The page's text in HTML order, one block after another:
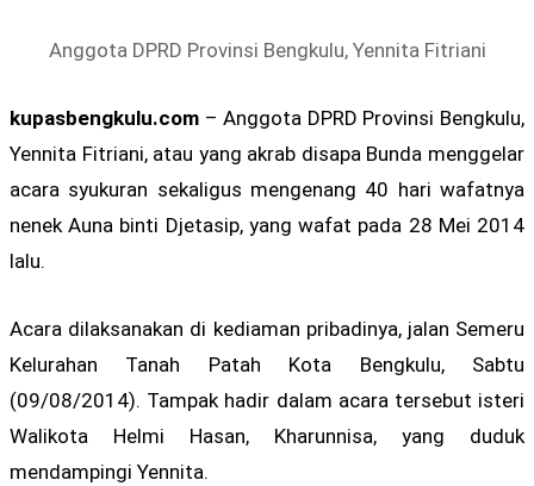
Anggota DPRD Provinsi Bengkulu, Yennita Fitriani
kupasbengkulu.com – Anggota DPRD Provinsi Bengkulu,
Yennita Fitriani, atau yang akrab disapa Bunda menggelar
acara syukuran sekaligus mengenang 40 hari wafatnya
nenek Auna binti Djetasip, yang wafat pada 28 Mei 2014
lalu.
Acara dilaksanakan di kediaman pribadinya, jalan Semeru
Kelurahan Tanah Patah Kota Bengkulu, Sabtu
(09/08/2014). Tampak hadir dalam acara tersebut isteri
Walikota Helmi Hasan, Kharunnisa, yang duduk
mendampingi Yennita.